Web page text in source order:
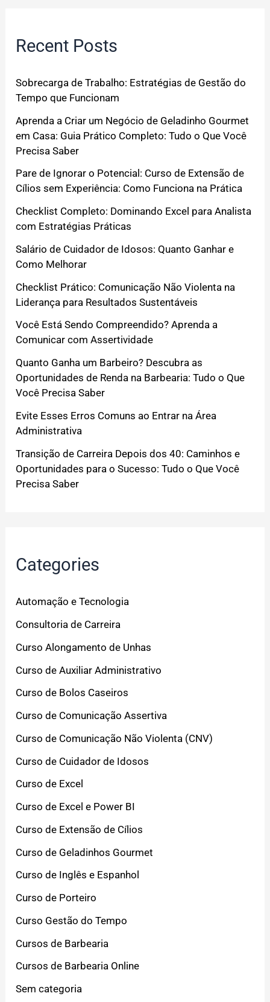
Recent Posts
Sobrecarga de Trabalho: Estratégias de Gestão do
Tempo que Funcionam
Aprenda a Criar um Negócio de Geladinho Gourmet
em Casa: Guia Prático Completo: Tudo o Que Você
Precisa Saber
Pare de Ignorar o Potencial: Curso de Extensão de
Cílios sem Experiência: Como Funciona na Prática
Checklist Completo: Dominando Excel para Analista
com Estratégias Práticas
Salário de Cuidador de Idosos: Quanto Ganhar e
Como Melhorar
Checklist Prático: Comunicação Não Violenta na
Liderança para Resultados Sustentáveis
Você Está Sendo Compreendido? Aprenda a
Comunicar com Assertividade
Quanto Ganha um Barbeiro? Descubra as
Oportunidades de Renda na Barbearia: Tudo o Que
Você Precisa Saber
Evite Esses Erros Comuns ao Entrar na Área
Administrativa
Transição de Carreira Depois dos 40: Caminhos e
Oportunidades para o Sucesso: Tudo o Que Você
Precisa Saber
Categories
Automação e Tecnologia
Consultoria de Carreira
Curso Alongamento de Unhas
Curso de Auxiliar Administrativo
Curso de Bolos Caseiros
Curso de Comunicação Assertiva
Curso de Comunicação Não Violenta (CNV)
Curso de Cuidador de Idosos
Curso de Excel
Curso de Excel e Power BI
Curso de Extensão de Cílios
Curso de Geladinhos Gourmet
Curso de Inglês e Espanhol
Curso de Porteiro
Curso Gestão do Tempo
Cursos de Barbearia
Cursos de Barbearia Online
Sem categoria